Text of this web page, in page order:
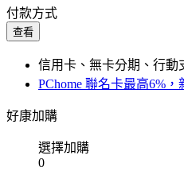
付款方式
查看
信用卡、無卡分期、行動
PChome 聯名卡最高6%
好康加購
選擇加購
0